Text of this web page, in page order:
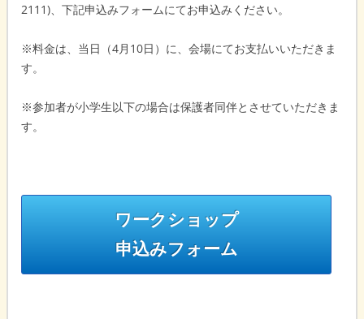
2111)、下記申込みフォームにてお申込みください。
※料金は、当日（4月10日）に、会場にてお支払いいただきま
す。
※参加者が小学生以下の場合は保護者同伴とさせていただきま
す。
ワークショップ
申込みフォーム